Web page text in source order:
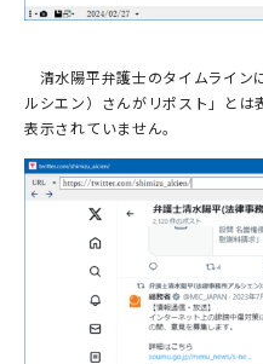
清水陽平弁護士のタイムライン
ルシエン）さんがリポスト」と
表示されていません。